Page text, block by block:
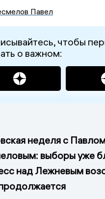
Павел
чтобы
о важном:
неделя с
выборы уже
над Лежневым